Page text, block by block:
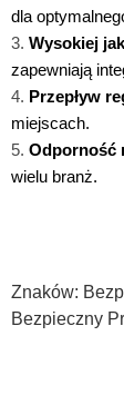
dla
Wysokiej
zapewniają
Przepływ
miejscach.
Odporność
wielu branż.
Znaków:
Bezpieczny